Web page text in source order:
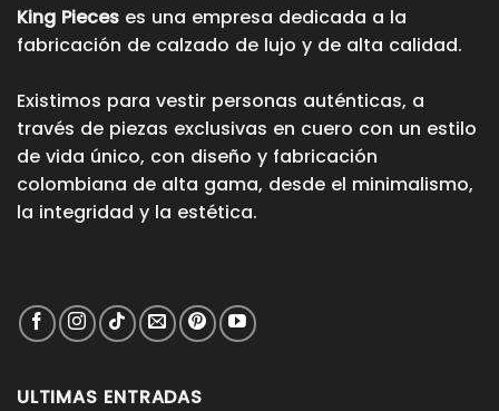
King Pieces es una empresa dedicada a la
fabricación de calzado de lujo y de alta calidad.
Existimos para vestir personas auténticas, a
través de piezas exclusivas en cuero con un estilo
de vida único, con diseño y fabricación
colombiana de alta gama, desde el minimalismo,
la integridad y la estética.
ULTIMAS ENTRADAS